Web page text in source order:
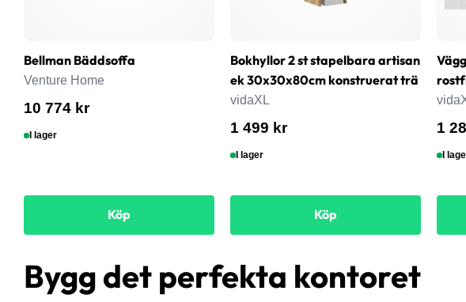
Bellman Bäddsoffa
Venture Home
10 774 kr
I lager
Köp
Bokhyllor 2 st stapelbara artisan
ek 30x30x80cm konstruerat trä
vidaXL
1 499 kr
I lager
Köp
1
I
Bygg det perfekta kontoret